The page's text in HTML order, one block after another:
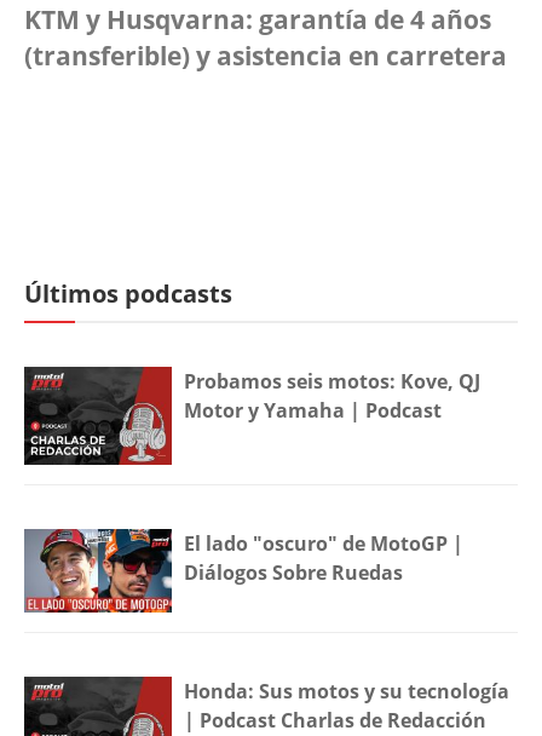
KTM y Husqvarna: garantía de 4 años
(transferible) y asistencia en carretera
Últimos podcasts
Probamos seis motos: Kove, QJ
Motor y Yamaha | Podcast
El lado "oscuro" de MotoGP |
Diálogos Sobre Ruedas
Honda: Sus motos y su tecnología
| Podcast Charlas de Redacción